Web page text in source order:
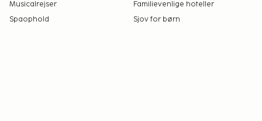
Musicalrejser
Familievenlige hoteller
Spaophold
Sjov for børn